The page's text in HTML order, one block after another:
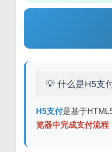
💡 什么是H5支
H5支付是基于
览器中完成支付流程